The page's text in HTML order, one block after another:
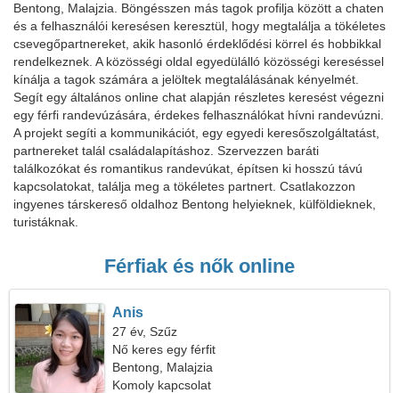
Bentong, Malajzia. Böngésszen más tagok profilja között a chaten
és a felhasználói keresésen keresztül, hogy megtalálja a tökéletes
csevegőpartnereket, akik hasonló érdeklődési körrel és hobbikkal
rendelkeznek. A közösségi oldal egyedülálló közösségi kereséssel
kínálja a tagok számára a jelöltek megtalálásának kényelmét.
Segít egy általános online chat alapján részletes keresést végezni
egy férfi randevúzására, érdekes felhasználókat hívni randevúzni.
A projekt segíti a kommunikációt, egy egyedi keresőszolgáltatást,
partnereket talál családalapításhoz. Szervezzen baráti
találkozókat és romantikus randevúkat, építsen ki hosszú távú
kapcsolatokat, találja meg a tökéletes partnert. Csatlakozzon
ingyenes társkereső oldalhoz Bentong helyieknek, külföldieknek,
turistáknak.
Férfiak és nők online
Anis
27 év, Szűz
Nő keres egy férfit
Bentong, Malajzia
Komoly kapcsolat